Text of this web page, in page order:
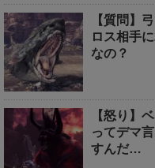
【質問】
ロス相手
なの？
【怒り】
ってデマ
すんだ…